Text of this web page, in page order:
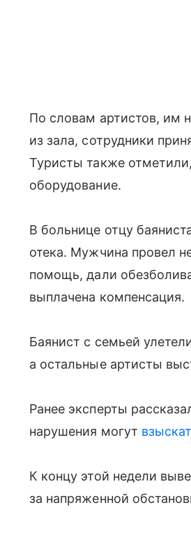
По словам артистов, им
из зала, сотрудники
Туристы также
оборудование.
В больнице отцу
отека. Мужчина провел
помощь, дали
выплачена компенсация.
Баянист с семьей
а остальные артисты
Ранее эксперты
нарушения могут
К концу этой недели
за напряженной